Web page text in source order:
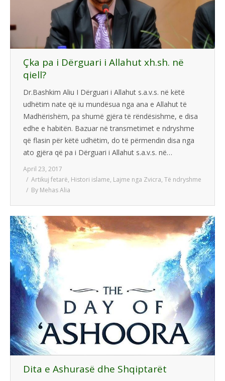
Çka pa i Dërguari i Allahut xh.sh. në
qiell?
Dr.Bashkim Aliu I Dërguari i Allahut s.a.v.s. në këtë
udhëtim nate që iu mundësua nga ana e Allahut të
Madhërishëm, pa shumë gjëra të rëndësishme, e disa
edhe e habitën. Bazuar në transmetimet e ndryshme
që flasin për këtë udhëtim, do të përmendin disa nga
ato gjëra që pa i Dërguari i Allahut s.a.v.s. në…
April 23, 2017
Artikuj fetarë, Histori islame, Lajme nga Zvicra, Të ndryshme
By Mehas Alia
Dita e Ashurasë dhe Shqiptarët